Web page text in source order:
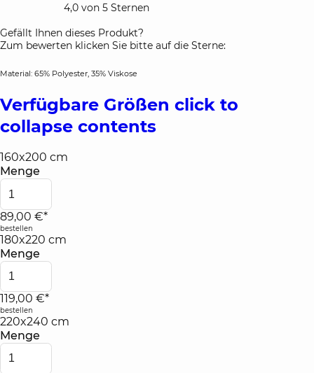
4,0 von 5 Sternen
Gefällt Ihnen dieses Produkt?
Zum bewerten klicken Sie bitte auf die Sterne:
Material: 65% Polyester, 35% Viskose
Verfügbare Größen click to
collapse contents
160x200 cm
Menge
89,00 €*
bestellen
180x220 cm
Menge
119,00 €*
bestellen
220x240 cm
Menge